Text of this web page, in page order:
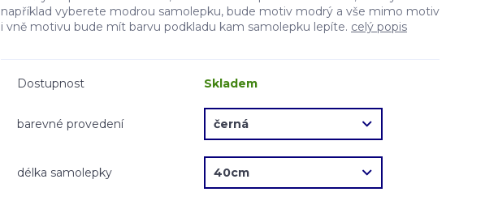
například vyberete modrou samolepku, bude motiv modrý a vše mimo motiv
i vně motivu bude mít barvu podkladu kam samolepku lepíte. celý popis
Dostupnost Skladem
barevné provedení
délka samolepky